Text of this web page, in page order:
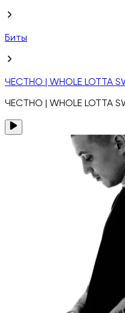
Биты
ЧЕСТНО | WHOLE LOTTA
ЧЕСТНО | WHOLE LOTTA